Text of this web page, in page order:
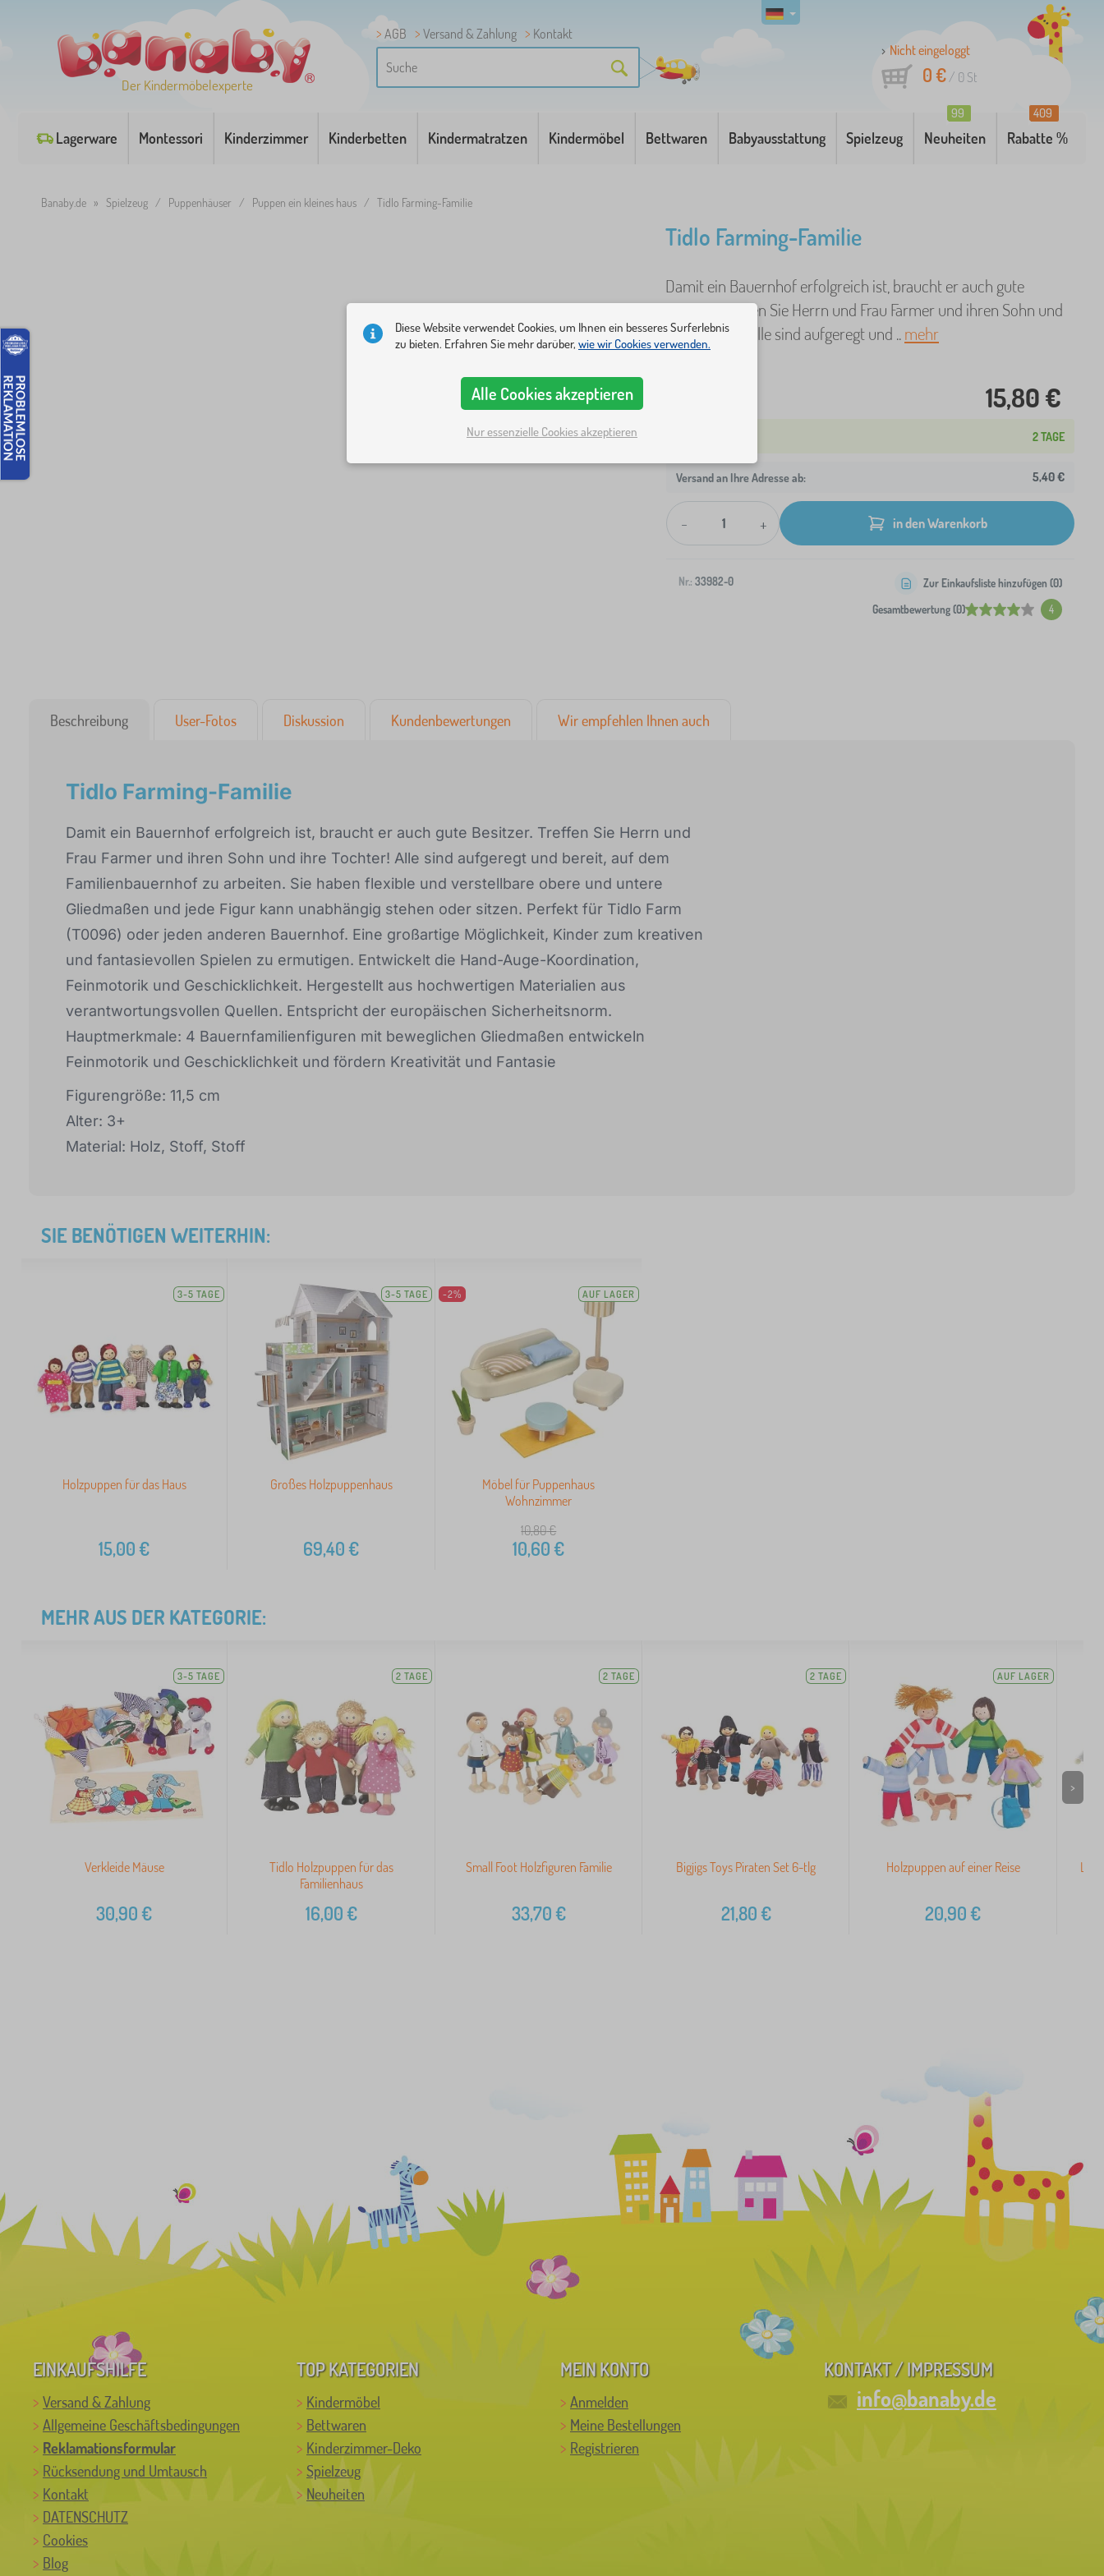
Der Kindermöbelexperte
AGB Versand & Zahlung
Kontakt
Nicht eingeloggt
0 €/ 0 St
Lagerware Montessori Kinderzimmer Kinderbetten Kindermatratzen Kindermöbel Bettwaren Babyausstattung Spielzeug Neuheiten
99
Rabatte %
409
Banaby.de » Spielzeug / Puppenhäuser / Puppen ein kleines haus / Tidlo Farming-Familie
Tidlo Farming-Familie
Damit ein Bauernhof erfolgreich ist, braucht er auch gute
Besitzer. Treffen Sie Herrn und Frau Farmer und ihren Sohn und
ihre Tochter! Alle sind aufgeregt und ..mehr
15,80 €
2 TAGE
Versand an Ihre Adresse ab: 5,40 €
- + in den Warenkorb
Nr.: 33982-0
Gesamtbewertung (0) 4
Zur Einkaufsliste hinzufügen (0)
Beschreibung User-Fotos Diskussion Kundenbewertungen Wir empfehlen Ihnen auch
Tidlo Farming-Familie
Damit ein Bauernhof erfolgreich ist, braucht er auch gute Besitzer. Treffen Sie Herrn und
Frau Farmer und ihren Sohn und ihre Tochter! Alle sind aufgeregt und bereit, auf dem
Familienbauernhof zu arbeiten. Sie haben flexible und verstellbare obere und untere
Gliedmaßen und jede Figur kann unabhängig stehen oder sitzen. Perfekt für Tidlo Farm
(T0096) oder jeden anderen Bauernhof. Eine großartige Möglichkeit, Kinder zum kreativen
und fantasievollen Spielen zu ermutigen. Entwickelt die Hand-Auge-Koordination,
Feinmotorik und Geschicklichkeit. Hergestellt aus hochwertigen Materialien aus
verantwortungsvollen Quellen. Entspricht der europäischen Sicherheitsnorm.
Hauptmerkmale: 4 Bauernfamilienfiguren mit beweglichen Gliedmaßen entwickeln
Feinmotorik und Geschicklichkeit und fördern Kreativität und Fantasie
Figurengröße: 11,5 cm
Alter: 3+
Material: Holz, Stoff, Stoff
SIE BENÖTIGEN WEITERHIN:
3-5 TAGE
Holzpuppen für das Haus
15,00€
3-5 TAGE
Großes Holzpuppenhaus
69,40€
-2% AUF LAGER
Möbel für Puppenhaus
Wohnzimmer
10,80€
10,60€
MEHR AUS DER KATEGORIE:
3-5 TAGE
Verkleide Mäuse
30,90€
2 TAGE
Tidlo Holzpuppen für das
Familienhaus
16,00€
2 TAGE
Small Foot Holzfiguren Familie
33,70€
2 TAGE
Bigjigs Toys Piraten Set 6-tlg
21,80€
AUF LAGER
Holzpuppen auf einer Reise
20,90€
Le
>
EINKAUFSHILFE
Versand & Zahlung
Allgemeine Geschäftsbedingungen
Reklamationsformular
Rücksendung und Umtausch
Kontakt
DATENSCHUTZ
Cookies
Blog
TOP KATEGORIEN
Kindermöbel
Bettwaren
Kinderzimmer-Deko
Spielzeug
Neuheiten
MEIN KONTO
Anmelden
Meine Bestellungen
Registrieren
KONTAKT / IMPRESSUM
info@banaby.de
Diese Website verwendet Cookies, um Ihnen ein besseres Surferlebnis
zu bieten. Erfahren Sie mehr darüber, wie wir Cookies verwenden.
Alle Cookies akzeptieren
Nur essenzielle Cookies akzeptieren